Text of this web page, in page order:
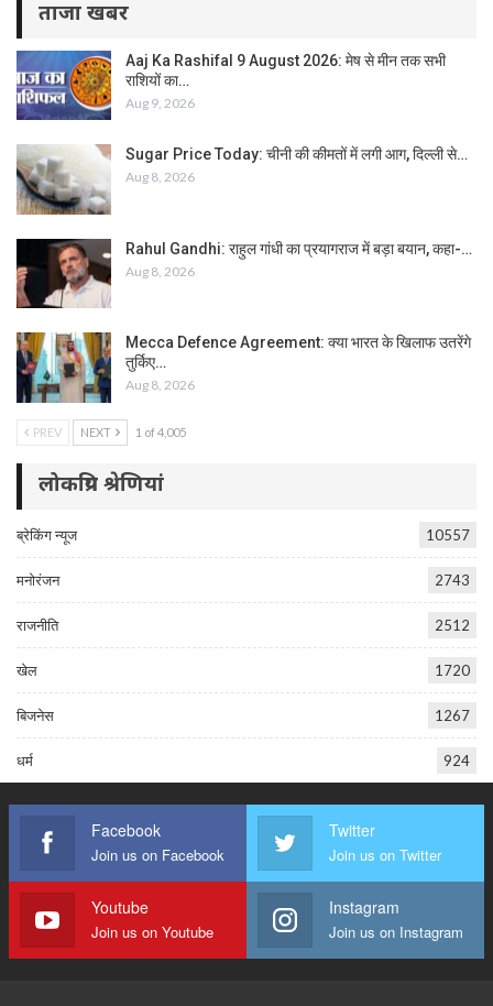
ताजा खबर
Aaj Ka Rashifal 9 August 2026: मेष से मीन तक सभी
राशियों का…
Aug 9, 2026
Sugar Price Today: चीनी की कीमतों में लगी आग, दिल्ली से…
Aug 8, 2026
Rahul Gandhi: राहुल गांधी का प्रयागराज में बड़ा बयान, कहा-…
Aug 8, 2026
Mecca Defence Agreement: क्या भारत के खिलाफ उतरेंगे
तुर्किए…
Aug 8, 2026
PREV NEXT 1 of 4,005
लोकप्रिय श्रेणियां
ब्रेकिंग न्यूज 10557
मनोरंजन 2743
राजनीति 2512
खेल 1720
बिजनेस 1267
धर्म 924
Facebook
Join us on Facebook
Twitter
Join us on Twitter
Youtube
Join us on Youtube
Instagram
Join us on Instagram